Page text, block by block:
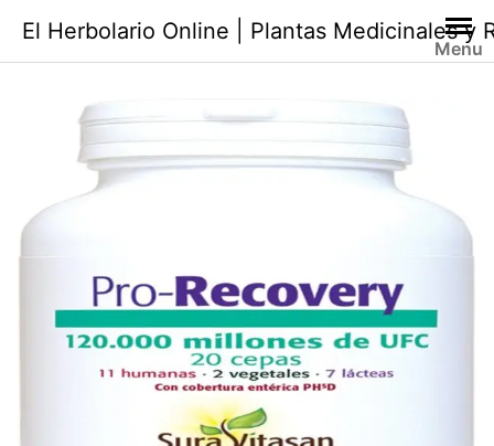
contenido
El Herbolario Online | Plantas Medicinales y
Menu